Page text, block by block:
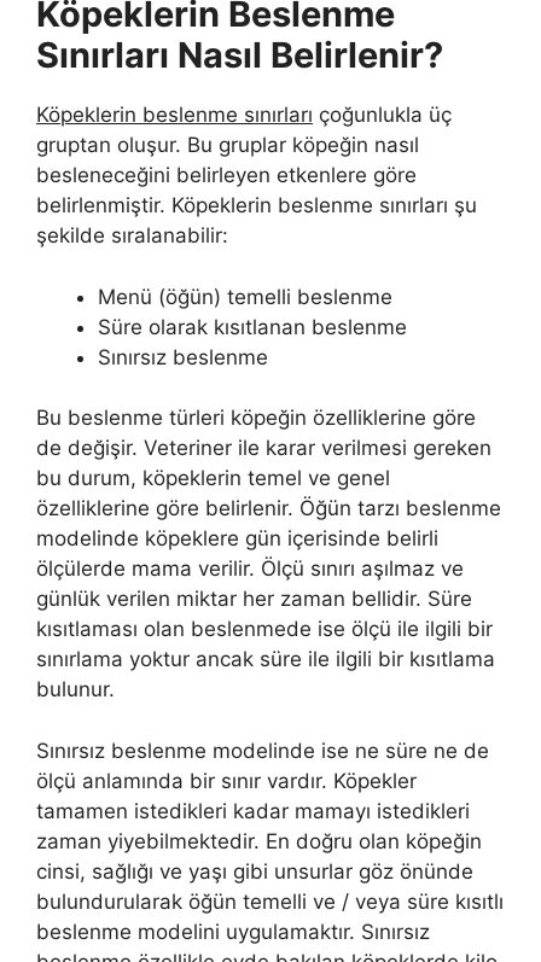
Köpeklerin Beslenme
Sınırları Nasıl Belirlenir?
Köpeklerin beslenme sınırları çoğunlukla üç
gruptan oluşur. Bu gruplar köpeğin nasıl
besleneceğini belirleyen etkenlere göre
belirlenmiştir. Köpeklerin beslenme sınırları şu
şekilde sıralanabilir:
Menü (öğün) temelli beslenme
Süre olarak kısıtlanan beslenme
Sınırsız beslenme
Bu beslenme türleri köpeğin özelliklerine göre
de değişir. Veteriner ile karar verilmesi gereken
bu durum, köpeklerin temel ve genel
özelliklerine göre belirlenir. Öğün tarzı beslenme
modelinde köpeklere gün içerisinde belirli
ölçülerde mama verilir. Ölçü sınırı aşılmaz ve
günlük verilen miktar her zaman bellidir. Süre
kısıtlaması olan beslenmede ise ölçü ile ilgili bir
sınırlama yoktur ancak süre ile ilgili bir kısıtlama
bulunur.
Sınırsız beslenme modelinde ise ne süre ne de
ölçü anlamında bir sınır vardır. Köpekler
tamamen istedikleri kadar mamayı istedikleri
zaman yiyebilmektedir. En doğru olan köpeğin
cinsi, sağlığı ve yaşı gibi unsurlar göz önünde
bulundurularak öğün temelli ve / veya süre kısıtlı
beslenme modelini uygulamaktır. Sınırsız